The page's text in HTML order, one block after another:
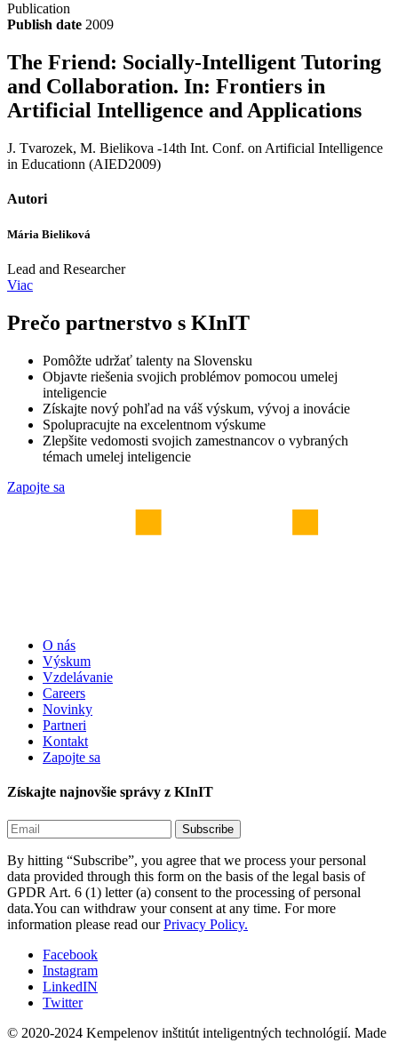
Publication
Publish date 2009
The Friend: Socially-Intelligent Tutoring
and Collaboration. In: Frontiers in
Artificial Intelligence and Applications
J. Tvarozek, M. Bielikova -14th Int. Conf. on Artificial Intelligence
in Educationn (AIED2009)
Autori
Mária Bieliková
Lead and Researcher
Viac
Prečo partnerstvo s KInIT
Pomôžte udržať talenty na Slovensku
Objavte riešenia svojich problémov pomocou umelej
inteligencie
Získajte nový pohľad na váš výskum, vývoj a inovácie
Spolupracujte na excelentnom výskume
Zlepšite vedomosti svojich zamestnancov o vybraných
témach umelej inteligencie
Zapojte sa
O nás
Výskum
Vzdelávanie
Careers
Novinky
Partneri
Kontakt
Zapojte sa
Získajte najnovšie správy z KInIT
By hitting “Subscribe”, you agree that we process your personal
data provided through this form on the basis of the legal basis of
GPDR Art. 6 (1) letter (a) consent to the processing of personal
data.You can withdraw your consent at any time. For more
information please read ourPrivacy Policy.
Facebook
Instagram
LinkedIN
Twitter
© 2020-2024 Kempelenov inštitút inteligentných technológií. Made